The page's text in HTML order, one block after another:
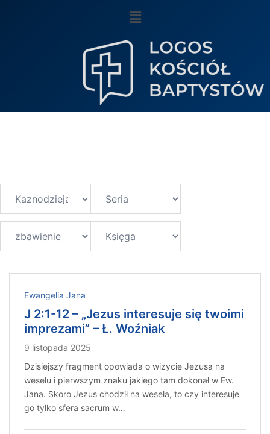
Ewangelia Jana
J 2:1-12 – „Jezus interesuje się twoimi
imprezami” – Ł. Woźniak
9 listopada 2025
Dzisiejszy fragment opowiada o wizycie Jezusa na
weselu i pierwszym znaku jakiego tam dokonał w Ew.
Jana. Skoro Jezus chodził na wesela, to czy interesuje
go tylko sfera sacrum w…